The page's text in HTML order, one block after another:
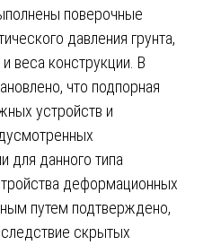
поверочные
давления грунта,
веса конструкции. В
что подпорная
устройств и
для данного типа
деформационных
путем подтверждено,
скрытых